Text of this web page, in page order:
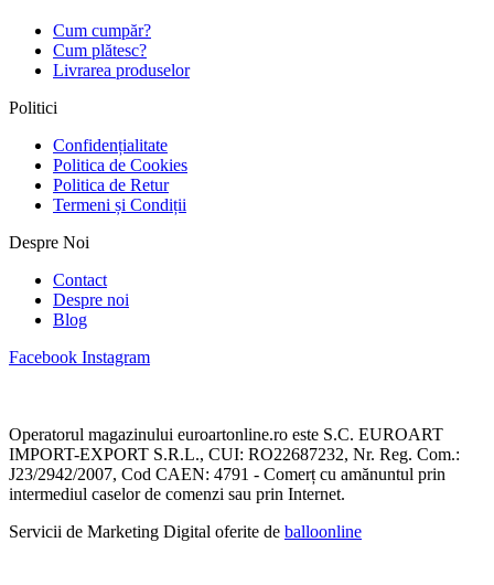
Cum cumpăr?
Cum plătesc?
Livrarea produselor
Politici
Confidențialitate
Politica de Cookies
Politica de Retur
Termeni și Condiții
Despre Noi
Contact
Despre noi
Blog
Facebook Instagram
Operatorul magazinului euroartonline.ro este S.C. EUROART
IMPORT-EXPORT S.R.L., CUI: RO22687232, Nr. Reg. Com.:
J23/2942/2007, Cod CAEN: 4791 - Comerț cu amănuntul prin
intermediul caselor de comenzi sau prin Internet.
Servicii de Marketing Digital oferite de balloonline